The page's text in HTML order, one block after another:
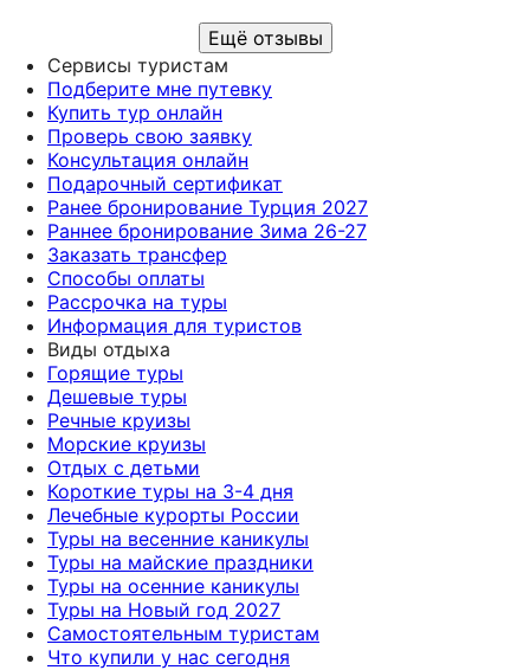
Ещё отзывы
Сервисы туристам
Подберите мне путевку
Купить тур онлайн
Проверь свою заявку
Консультация онлайн
Подарочный сертификат
Ранее бронирование Турция 2027
Раннее бронирование Зима 26-27
Заказать трансфер
Способы оплаты
Рассрочка на туры
Информация для туристов
Виды отдыха
Горящие туры
Дешевые туры
Речные круизы
Морские круизы
Отдых с детьми
Короткие туры на 3-4 дня
Лечебные курорты России
Туры на весенние каникулы
Туры на майские праздники
Туры на осенние каникулы
Туры на Новый год 2027
Самостоятельным туристам
Что купили у нас сегодня